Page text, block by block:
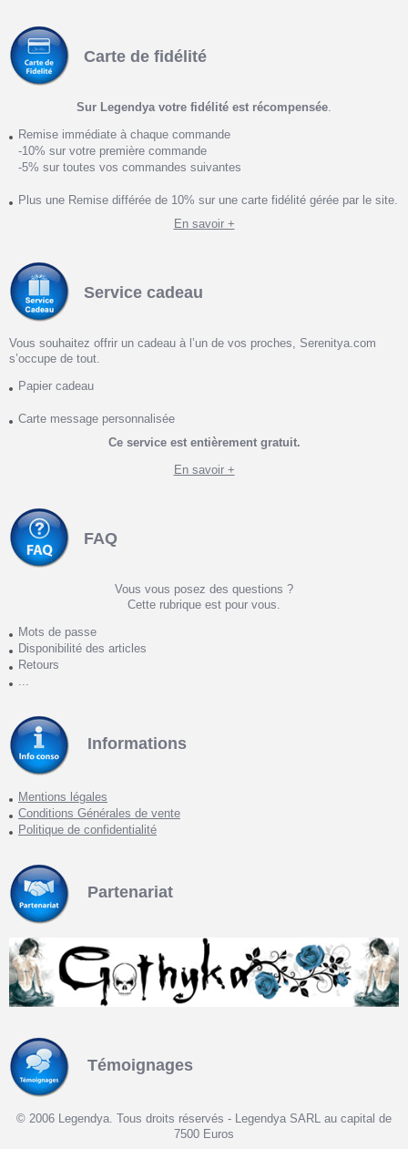
Carte de fidélité
Sur Legendya votre fidélité est récompensée.
Remise immédiate à chaque commande
-10% sur votre première commande
-5% sur toutes vos commandes suivantes
Plus une Remise différée de 10% sur une carte fidélité gérée par le site.
En savoir +
Service cadeau
Vous souhaitez offrir un cadeau à l’un de vos proches, Serenitya.com
s’occupe de tout.
Papier cadeau
Carte message personnalisée
Ce service est entièrement gratuit.
En savoir +
FAQ
Vous vous posez des questions ?
Cette rubrique est pour vous.
Mots de passe
Disponibilité des articles
Retours
...
Informations
Mentions légales
Conditions Générales de vente
Politique de confidentialité
Partenariat
Témoignages
© 2006 Legendya. Tous droits réservés - Legendya SARL au capital de
7500 Euros